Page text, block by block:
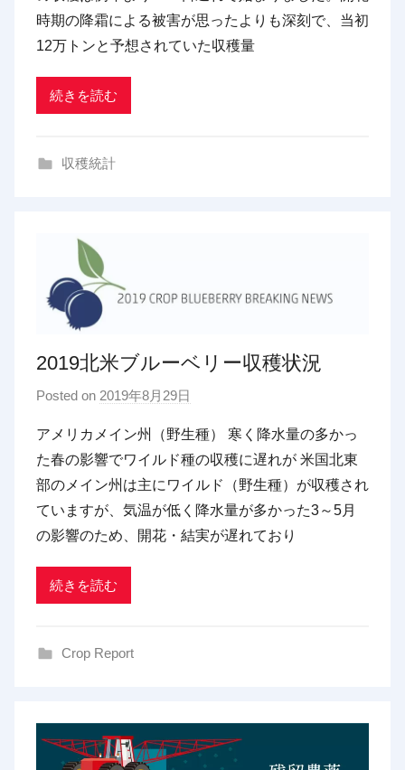
t
r
時期の降霜による被害が思ったよりも深刻で、当初
12万トンと予想されていた収穫量
続きを読む
収穫統計
2019北米ブルーベリー収穫状況
Posted on 2019年8月29日
p
d
x
r
アメリカメイン州（野生種） 寒く降水量の多かっ
た春の影響でワイルド種の収穫に遅れが 米国北東
部のメイン州は主にワイルド（野生種）が収穫され
ていますが、気温が低く降水量が多かった3～5月
の影響のため、開花・結実が遅れており
続きを読む
Crop Report